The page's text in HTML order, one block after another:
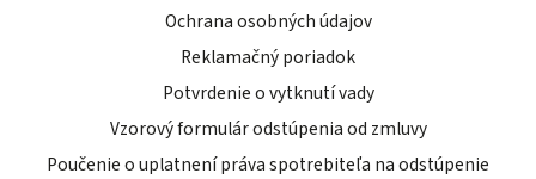
Ochrana osobných údajov
Reklamačný poriadok
Potvrdenie o vytknutí vady
Vzorový formulár odstúpenia od zmluvy
Poučenie o uplatnení práva spotrebiteľa na odstúpenie